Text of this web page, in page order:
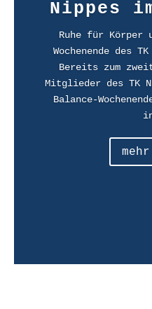
Nippes
Ruhe für Körper
Wochenende des
Bereits zum
Mitglieder des TK
Balance-